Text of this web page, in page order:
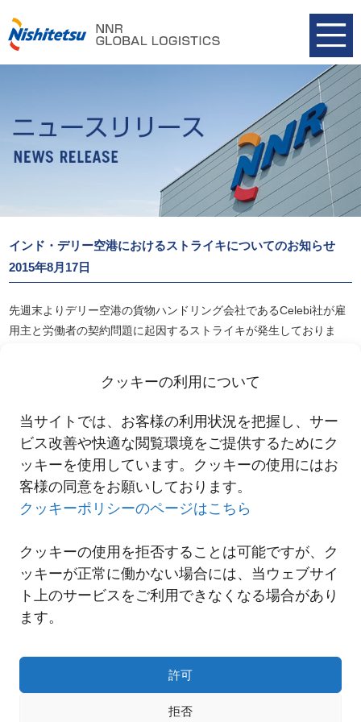
クッキーの利用について
当サイトでは、お客様の利用状況を把握し、サー
ビス改善や快適な閲覧環境をご提供するためにク
ッキーを使用しています。クッキーの使用にはお
客様の同意をお願いしております。
クッキーポリシーのページはこちら
クッキーの使用を拒否することは可能ですが、ク
ッキーが正常に働かない場合には、当ウェブサイ
ト上のサービスをご利用できなくなる場合があり
ます。
許可
拒否
インド・デリー空港におけるストライキについてのお知らせ
2015年8月17日
先週末よりデリー空港の貨物ハンドリング会社であるCelebi社が雇
用主と労働者の契約問題に起因するストライキが発生しておりま
きが通常に比較して2日ほど遅くなっております。
うお願い申し上げます。
一覧へ